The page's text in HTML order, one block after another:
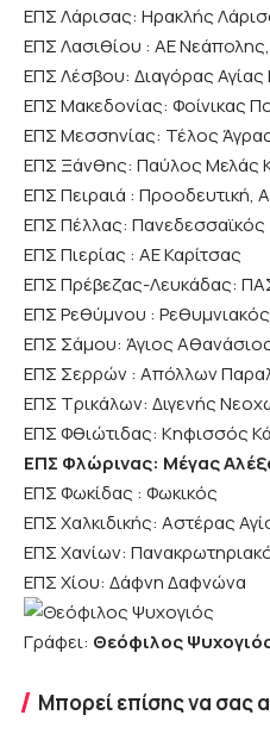
ΕΠΣ Λάρισας: Ηρακλής
ΕΠΣ Λασιθίου : ΑΕ
ΕΠΣ Λέσβου: Διαγόρας
ΕΠΣ Μακεδονίας: Φοίνικας
ΕΠΣ Μεσσηνίας: Τέλος
ΕΠΣ Ξάνθης: Παύλος Μελάς
ΕΠΣ Πειραιά : Προοδευτική,
ΕΠΣ Πέλλας: Πανεδεσσαϊκός
ΕΠΣ Πιερίας : ΑΕ Καρίτσας
ΕΠΣ Πρέβεζας-Λευκάδας:
ΕΠΣ Ρεθύμνου :
ΕΠΣ Σάμου: Άγιος
ΕΠΣ Σερρών : Απόλλων
ΕΠΣ Τρικάλων: Διγενής
ΕΠΣ Φθιώτιδας: Κηφισσός
ΕΠΣ Φλώρινας: Μέγας
ΕΠΣ Φωκίδας : Φωκικός
ΕΠΣ Χαλκιδικής: Αστέρας
ΕΠΣ Χανίων:
ΕΠΣ Χίου: Δάφνη Δαφνώνα
Γράφει: Θεόφιλος
Μπορεί επίσης να σας